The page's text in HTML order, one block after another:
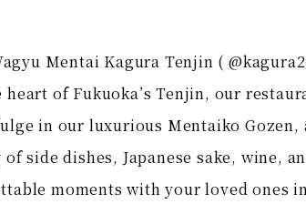
Mentai Kagura Tenjin (
heart of Fukuoka’s Tenjin, our
in our luxurious Mentaiko
side dishes, Japanese sake, wine,
moments with your loved ones